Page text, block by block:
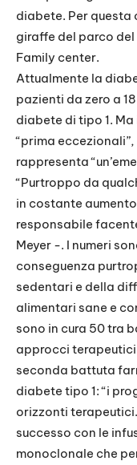
diabete. Per questa
giraffe del parco del
Family center.
Attualmente la
pazienti da zero a
diabete di tipo 1.
“prima
rappresenta
“Purtroppo da
in costante
responsabile
Meyer -. I numeri
conseguenza
sedentari e della
alimentari sane e
sono in cura 50 tra
approcci
seconda battuta
diabete tipo 1: “i
orizzonti
successo con le
monoclonale che